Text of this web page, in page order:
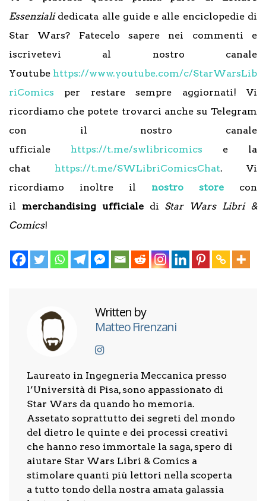
Essenziali dedicata alle guide e alle enciclopedie di
Star Wars? Fatecelo sapere nei commenti e
iscrivetevi al nostro canale
Youtube https://www.youtube.com/c/StarWarsLib
riComics per restare sempre aggiornati! Vi
ricordiamo che potete trovarci anche su Telegram
con il nostro canale
ufficiale https://t.me/swlibricomics e la
chat https://t.me/SWLibriComicsChat. Vi
ricordiamo inoltre il nostro store con
il merchandising ufficialedi Star Wars Libri &
Comics!
Written by
Matteo Firenzani
Laureato in Ingegneria Meccanica presso
l’Università di Pisa, sono appassionato di
Star Wars da quando ho memoria.
Assetato soprattutto dei segreti del mondo
del dietro le quinte e dei processi creativi
che hanno reso immortale la saga, spero di
aiutare Star Wars Libri & Comics a
stimolare quanti più lettori nella scoperta
a tutto tondo della nostra amata galassia